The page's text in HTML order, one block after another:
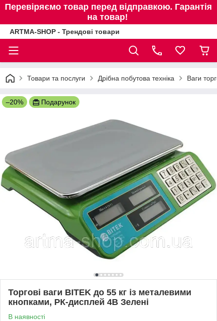
Перевіряємо товар перед відправкою. Гарантія
на товар!
ARTMA-SHOP - Трендові товари
Товари та послуги Дрібна побутова техніка Ваги
–20% Подарунок
Торгові ваги BITEK до 55 кг із металевими
кнопками, РК-дисплей 4В Зелені
В наявності